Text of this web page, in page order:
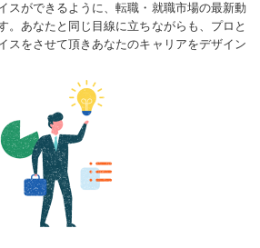
スができるように、転職・就職市場の最新動
。あなたと同じ目線に立ちながらも、プロと
スをさせて頂きあなたのキャリアをデザイン